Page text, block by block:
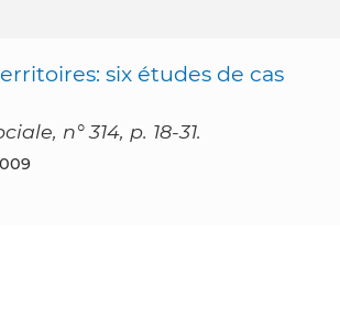
six études de cas
n° 314, p. 18-31.